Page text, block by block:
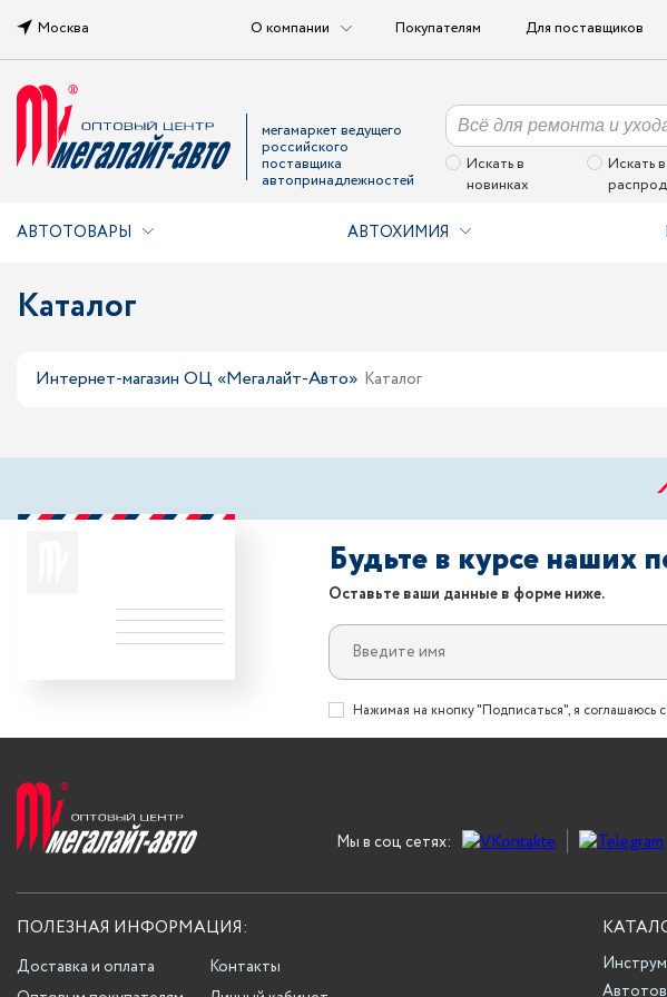
Москва О компании Покупателям Для поставщиков
мегамаркет ведущего
российского
поставщика
автопринадлежностей
Искать в
новинках
Искать в
АВТОТОВАРЫ АВТОХИМИЯ
Каталог
Интернет-магазин ОЦ «Мегалайт-Авто» Каталог
Будьте в курсе наших
Оставьте ваши данные в форме ниже.
Нажимая на кнопку "Подписаться", я соглашаюсь с
Мы в соц сетях:
ПОЛЕЗНАЯ ИНФОРМАЦИЯ:
Доставка и оплата
Контакты